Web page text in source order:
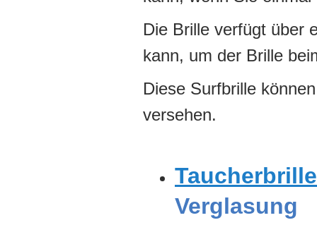
Die Brille verfügt über
kann, um der Brille
Diese Surfbrille
versehen.
Taucherbrille
Verglasung